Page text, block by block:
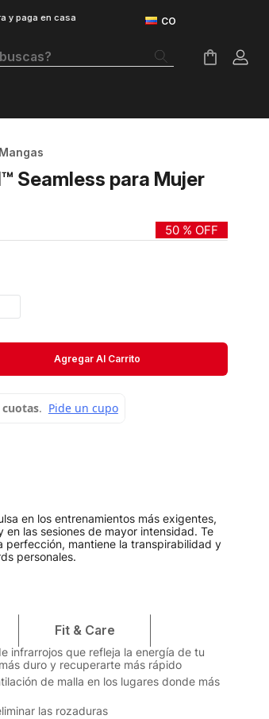
y paga en casa
Seamless para Mujer
50 % OFF
Agregar Al Carrito
en los entrenamientos más exigentes,
en las sesiones de mayor intensidad. Te
perfección, mantiene la transpirabilidad y
personales.
Fit & Care
infrarrojos que refleja la energía de tu
duro y recuperarte más rápido
de malla en los lugares donde más
las rozaduras